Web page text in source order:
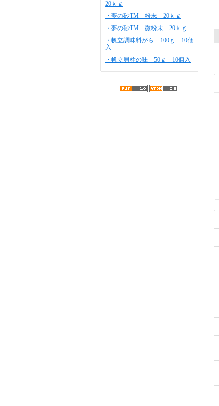
20ｋｇ
・夢の砂TM 粉末 20ｋｇ
・夢の砂TM 微粉末 20ｋｇ
・帆立調味料がら 100ｇ 10個
入
・帆立貝柱の味 50ｇ 10個入